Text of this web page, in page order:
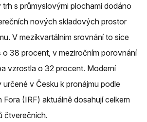
s průmyslovými plochami dodáno
nových skladových prostor
V mezikvartálním srovnání to sice
o 38 procent, v meziročním porovnání
vzrostla o 32 procent. Moderní
v Česku k pronájmu podle
Fora (IRF) aktuálně dosahují celkem
čtverečních.